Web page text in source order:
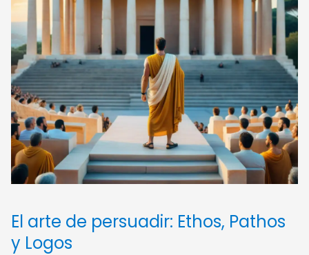
El arte de persuadir: Ethos, Pathos
y Logos